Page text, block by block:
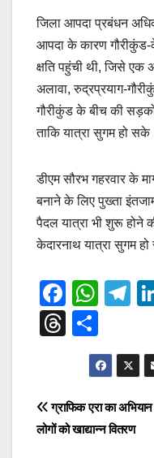
जिला आपदा प्रबंधन
आपदा के कारण गौरीकुंड-
क्षति पहुंची थी, जिसे एक
अलावा, रुद्रप्रयाग-
गौरीकुंड के बीच की
ताकि यात्रा सुगम हो
डीएम सौरभ गहरवार के
बनाने के लिए पुख्ता
पैदल यात्रा भी शुरू होने
केदारनाथ यात्रा सुगम
F
a
c
b
o
W
at
s
A
p
T
e
gr
a
m
T
hr
a
d
h
ar
e
Post
ग्राफिक एरा का
लोगों को खाद्यान्न वितरण